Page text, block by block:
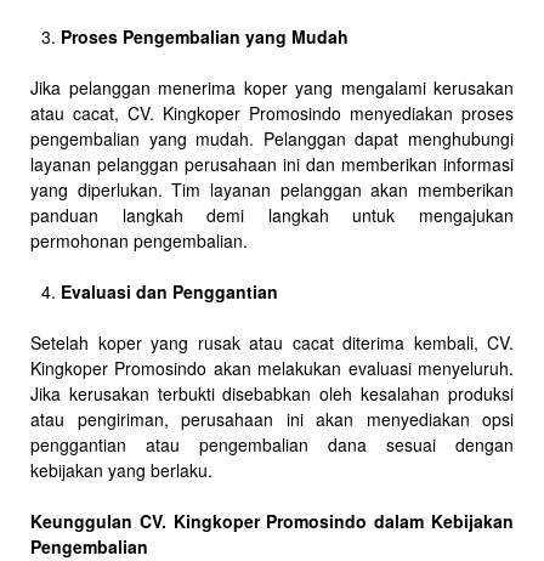
Proses Pengembalian yang Mudah
Jika pelanggan menerima koper yang mengalami kerusakan
atau cacat, CV. Kingkoper Promosindo menyediakan proses
pengembalian yang mudah. Pelanggan dapat menghubungi
layanan pelanggan perusahaan ini dan memberikan informasi
yang diperlukan. Tim layanan pelanggan akan memberikan
panduan langkah demi langkah untuk mengajukan
permohonan pengembalian.
Evaluasi dan Penggantian
Setelah koper yang rusak atau cacat diterima kembali, CV.
Kingkoper Promosindo akan melakukan evaluasi menyeluruh.
Jika kerusakan terbukti disebabkan oleh kesalahan produksi
atau pengiriman, perusahaan ini akan menyediakan opsi
penggantian atau pengembalian dana sesuai dengan
kebijakan yang berlaku.
Keunggulan CV. Kingkoper Promosindo dalam Kebijakan
Pengembalian